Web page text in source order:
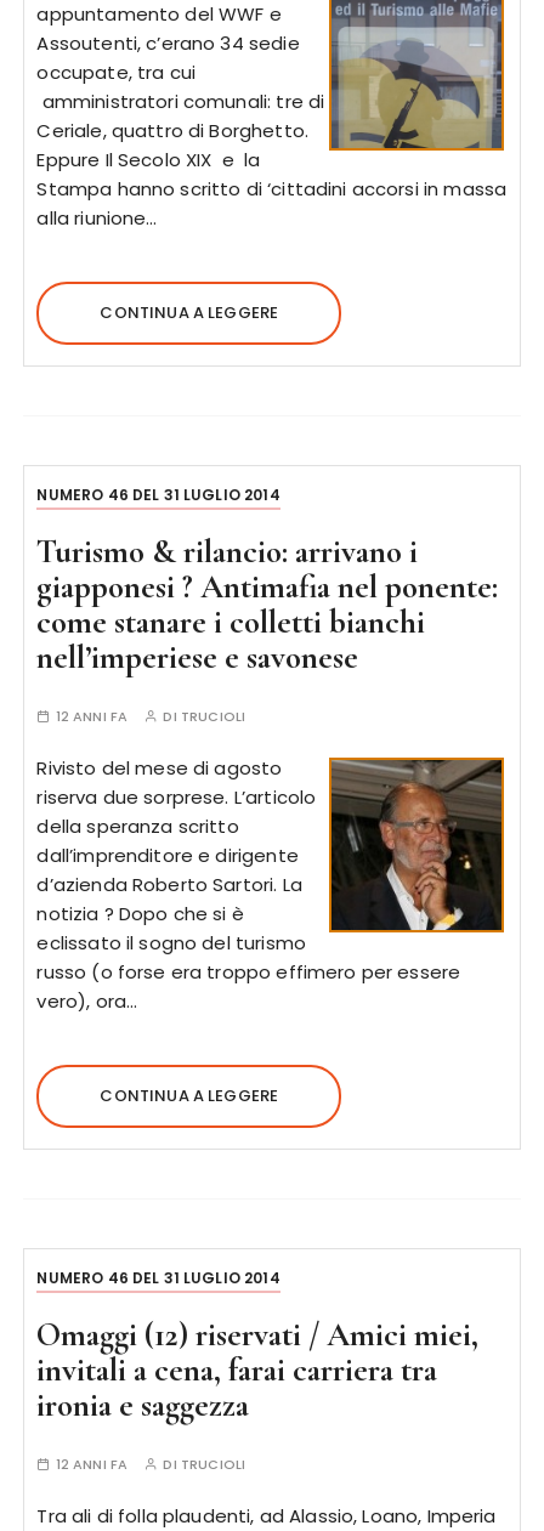
appuntamento del WWF e
Assoutenti, c’erano 34 sedie
occupate, tra cui
amministratori comunali: tre di
Ceriale, quattro di Borghetto.
Eppure Il Secolo XIX e la
Stampa hanno scritto di ‘cittadini accorsi in massa
alla riunione…
CONTINUA A LEGGERE
NUMERO 46 DEL 31 LUGLIO 2014
Turismo & rilancio: arrivano i
giapponesi ? Antimafia nel ponente:
come stanare i colletti bianchi
nell’imperiese e savonese
12 ANNI FA DI TRUCIOLI
Rivisto del mese di agosto
riserva due sorprese. L’articolo
della speranza scritto
dall’imprenditore e dirigente
d’azienda Roberto Sartori. La
notizia ? Dopo che si è
eclissato il sogno del turismo
russo (o forse era troppo effimero per essere
vero), ora…
CONTINUA A LEGGERE
NUMERO 46 DEL 31 LUGLIO 2014
Omaggi (12) riservati / Amici miei,
invitali a cena, farai carriera tra
ironia e saggezza
12 ANNI FA DI TRUCIOLI
Tra ali di folla plaudenti, ad Alassio, Loano, Imperia